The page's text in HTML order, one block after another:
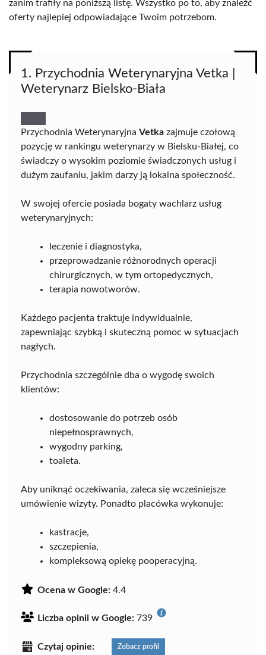
zanim trafiły na poniższą listę. Wszystko po to, aby znaleźć
oferty najlepiej odpowiadające Twoim potrzebom.
1. Przychodnia Weterynaryjna Vetka |
Weterynarz Bielsko-Biała
Przychodnia Weterynaryjna Vetka zajmuje czołową
pozycję w rankingu weterynarzy w Bielsku-Białej, co
świadczy o wysokim poziomie świadczonych usług i
dużym zaufaniu, jakim darzy ją lokalna społeczność.
W swojej ofercie posiada bogaty wachlarz usług
weterynaryjnych:
leczenie i diagnostyka,
przeprowadzanie różnorodnych operacji
chirurgicznych, w tym ortopedycznych,
terapia nowotworów.
Każdego pacjenta traktuje indywidualnie,
zapewniając szybką i skuteczną pomoc w sytuacjach
nagłych.
Przychodnia szczególnie dba o wygodę swoich
klientów:
dostosowanie do potrzeb osób
niepełnosprawnych,
wygodny parking,
toaleta.
Aby uniknąć oczekiwania, zaleca się wcześniejsze
umówienie wizyty. Ponadto placówka wykonuje:
kastracje,
szczepienia,
kompleksową opiekę pooperacyjną.
Ocena w Google: 4.4
Liczba opinii w Google: 739
Czytaj opinie: Zobacz profil